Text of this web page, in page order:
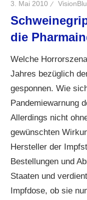
3. Mai 2010
die
Welche
Jahres bezüglich
gesponnen. Wie
Pandemiewarnung
Allerdings nicht
gewünschten
Hersteller der
Bestellungen und
Staaten und
Impfdose, ob sie